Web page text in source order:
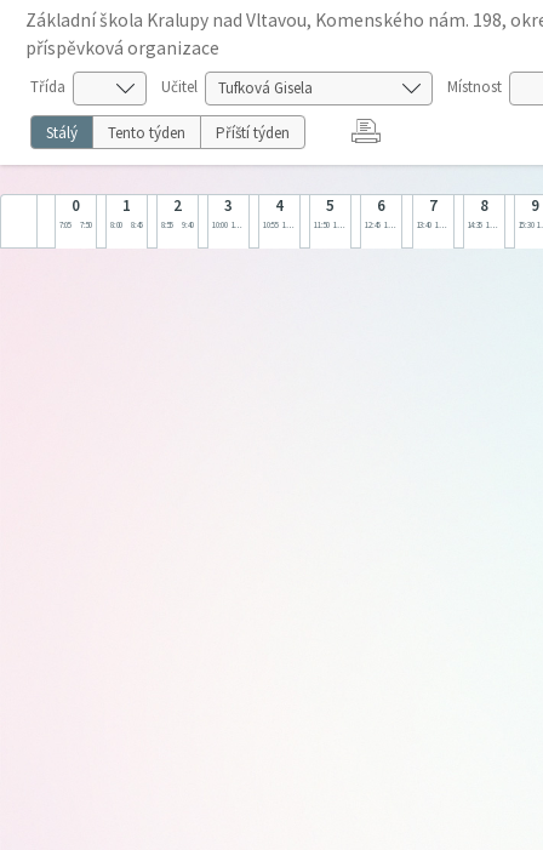
Základní škola Kralupy nad Vltavou, Komenského nám. 198,
příspěvková organizace
Třída Učitel Místnost
Stálý Tento týden Příští týden
0
7:05 7:50
1
8:00 8:45
2
8:55 9:40
3
10:00 10:45
4
10:55 11:40
5
11:50 12:35
6
12:45 13:30
7
13:40 14:25
8
14:35 15:20
9
15:30